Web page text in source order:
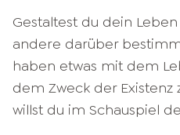
Gestaltest du dein
andere darüber
haben etwas mit dem
dem Zweck der Existenz
willst du im Schauspiel